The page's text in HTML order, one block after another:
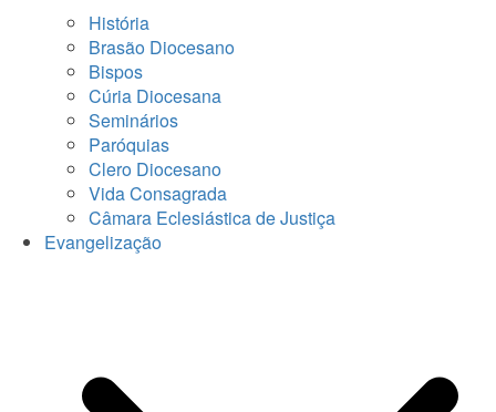
História
Brasão Diocesano
Bispos
Cúria Diocesana
Seminários
Paróquias
Clero Diocesano
Vida Consagrada
Câmara Eclesiástica de Justiça
Evangelização